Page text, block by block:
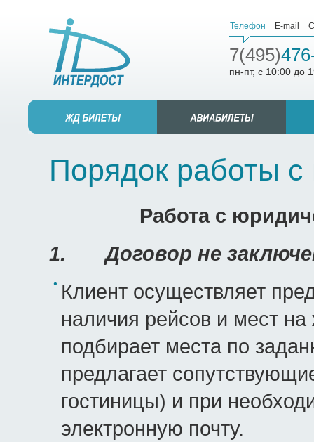
Телефон E-mail
7(495)
пн-пт, с 10:00 до
Порядок работы
Работа с
1.Договор не
Клиент осуществляет
наличия рейсов и мест
подбирает места по
предлагает
гостиницы) и при
электронную почту.